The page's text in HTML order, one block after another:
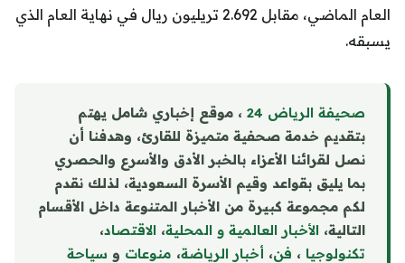
العام الماضي، مقابل 2.692 تريليون ريال في نهاية العام الذي
يسبقه.
صحيفة الرياض 24
، موقع إخباري شامل يهتم
بتقديم خدمة صحفية متميزة للقارئ، وهدفنا أن
نصل لقرائنا الأعزاء بالخبر الأدق والأسرع والحصري
بما يليق بقواعد وقيم الأسرة السعودية، لذلك نقدم
لكم مجموعة كبيرة من الأخبار المتنوعة داخل الأقسام
التالية، الأخبار العالمية و المحلية، الاقتصاد،
تكنولوجيا ، فن، أخبار الرياضة، منوعات و سياحة